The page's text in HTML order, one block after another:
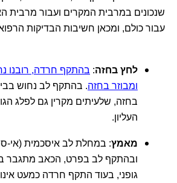
שנכונים במרבית המקרים ועבור מרבית
עבור כולם, ומכאן חשיבות הבדיקות
לחץ בחזה: בהתקף חרדה, רובנו
ומבוזר בחזה. בהתקף לב נחוש
בחזה, שלעיתים מקרין גם לפלג
העליון.
מאמץ: במחלת לב איסכמית (אי-
ובהתקף לב בפרט, הכאב מתגבר
גופני, בעוד התקף חרדה כמעט